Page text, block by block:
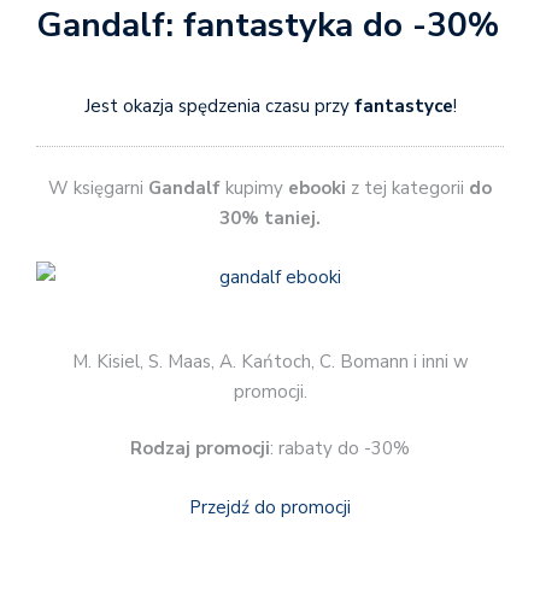
Gandalf: fantastyka do -30%
Jest okazja spędzenia czasu przy fantastyce!
W księgarni Gandalf kupimy ebooki z tej kategorii do
30% taniej.
M. Kisiel, S. Maas, A. Kańtoch, C. Bomann i inni w
promocji.
Rodzaj promocji: rabaty do -30%
Przejdź do promocji